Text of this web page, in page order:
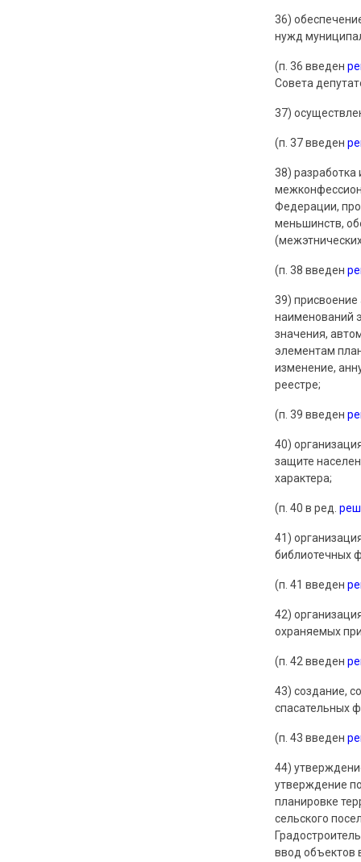
36)
нужд
(п. 36 введен
Совета
37)
(п. 37 введен
38)
Федерации,
меньшинств,
(п. 38 введен
39)
наименований
значения,
элементам
изменение,
реестре;
(п. 39 введен
40)
защите
характера;
(п. 40 в ред.
41)
библиотечных
(п. 41 введен
42)
охраняемых
(п. 42 введен
43) создание,
спасательных
(п. 43 введен
44)
утверждение
планировке
сельского
ввод объектов